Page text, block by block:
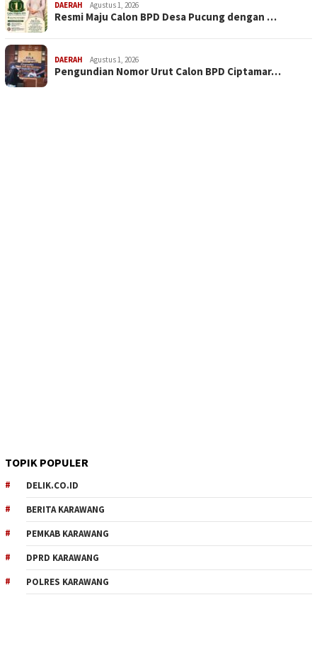
DAERAH Agustus 1, 2026
Resmi Maju Calon BPD Desa Pucung dengan …
DAERAH Agustus 1, 2026
Pengundian Nomor Urut Calon BPD Ciptamar…
TOPIK POPULER
DELIK.CO.ID
BERITA KARAWANG
PEMKAB KARAWANG
DPRD KARAWANG
POLRES KARAWANG